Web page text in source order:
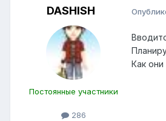
DASHISH
Постоянные участники
286
Как